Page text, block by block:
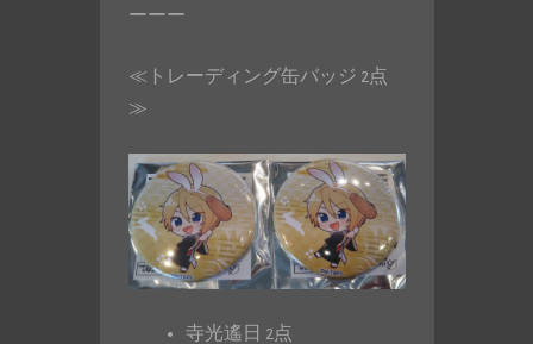
ーーー
≪トレーディング缶バッジ 2点
≫
寺光遙日 2点